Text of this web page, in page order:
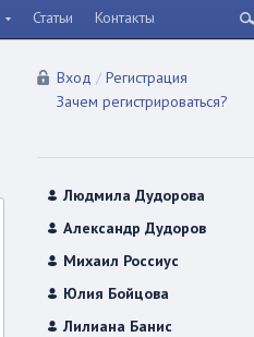
Статьи Контакты
Вход / Регистрация
Зачем регистрироваться?
Людмила Дудорова
Александр Дудоров
Михаил Россиус
Юлия Бойцова
Лилиана Банис